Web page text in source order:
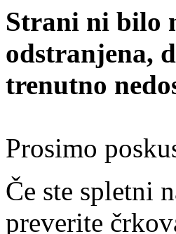
Strani ni bilo
odstranjena,
trenutno
Prosimo
Če ste spletni
preverite